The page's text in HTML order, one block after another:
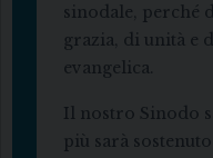
sinodale, perché
grazia, di unità e
evangelica.
Il nostro Sinodo
più sarà